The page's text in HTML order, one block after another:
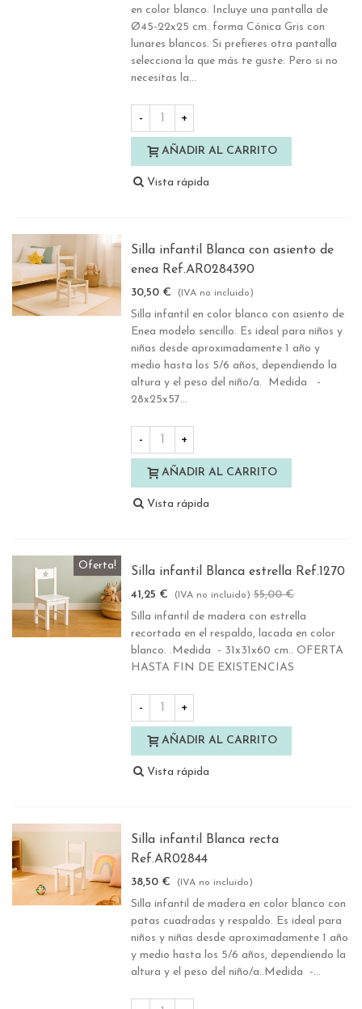
en color blanco. Incluye una pantalla de
Ø45-22x25 cm. forma Cónica Gris con
lunares blancos. Si prefieres otra pantalla
selecciona la que más te guste. Pero si no
necesitas la...
- +
AÑADIR AL CARRITO
Vista rápida
Silla infantil Blanca con asiento de
enea Ref.AR0284390
30,50 € (IVA no incluido)
Silla infantil en color blanco con asiento de
Enea modelo sencillo. Es ideal para niños y
niñas desde aproximadamente 1 año y
medio hasta los 5/6 años, dependiendo la
altura y el peso del niño/a. Medida -
28x25x57...
- +
AÑADIR AL CARRITO
Vista rápida
Oferta! Silla infantil Blanca estrella Ref.1270
41,25 € (IVA no incluido) 55,00 €
Silla infantil de madera con estrella
recortada en el respaldo, lacada en color
blanco. .Medida - 31x31x60 cm.. OFERTA
HASTA FIN DE EXISTENCIAS
- +
AÑADIR AL CARRITO
Vista rápida
Silla infantil Blanca recta
Ref.AR02844
38,50 € (IVA no incluido)
Silla infantil de madera en color blanco con
patas cuadradas y respaldo. Es ideal para
niños y niñas desde aproximadamente 1 año
y medio hasta los 5/6 años, dependiendo la
altura y el peso del niño/a..Medida -...